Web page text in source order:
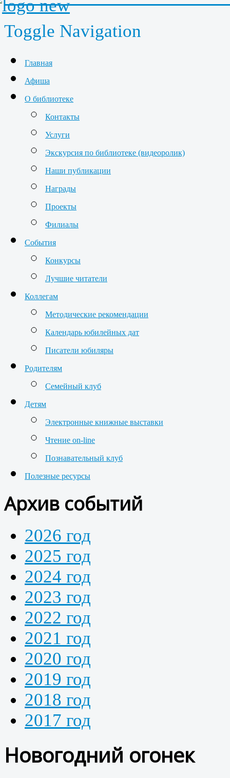
Toggle Navigation
Главная
Афиша
О библиотеке
Контакты
Услуги
Экскурсия по библиотеке (видеоролик)
Наши публикации
Награды
Проекты
Филиалы
События
Конкурсы
Лучшие читатели
Коллегам
Методические рекомендации
Календарь юбилейных дат
Писатели юбиляры
Родителям
Семейный клуб
Детям
Электронные книжные выставки
Чтение on-line
Познавательный клуб
Полезные ресурсы
Архив событий
2026 год
2025 год
2024 год
2023 год
2022 год
2021 год
2020 год
2019 год
2018 год
2017 год
Новогодний огонек